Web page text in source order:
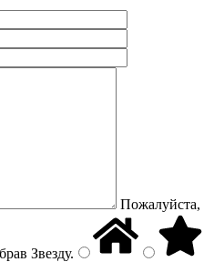
Пожалуйста,
Звезду.